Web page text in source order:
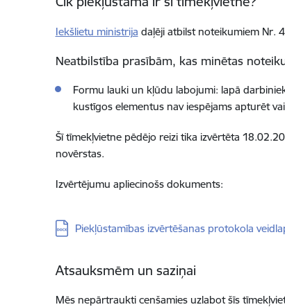
Iekšlietu ministrija daļēji atbilst noteikumiem Nr.
Neatbilstība prasībām, kas minētas
Formu lauki un kļūdu labojumi: lapā
kustīgos elementus nav iespējams apturēt
Šītīmekļvietnepēdējo reizi tika izvērtēta 18
novērstas.
Izvērtējumu apliecinošs dokuments:
Lejupielādēt:
Piekļūstamības izvērtēšanas protokola
Atsauksmēm un saziņai
Mēs nepārtraukti cenšamies uzlabot šīs